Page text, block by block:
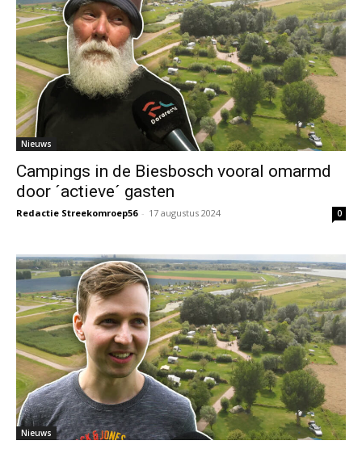
Nieuws
Campings in de Biesbosch vooral omarmd
door ´actieve´ gasten
Redactie Streekomroep56 - 17 augustus 2024 0
Nieuws